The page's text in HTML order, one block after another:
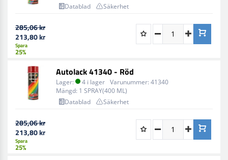
Datablad
Säkerhet
285,06 kr
213,80 kr
Spara
25%
Autolack 41340 - Röd
Lager: 4 i lager Varunummer: 41340
Mängd: 1 SPRAY(400 ML)
Datablad
Säkerhet
285,06 kr
213,80 kr
Spara
25%